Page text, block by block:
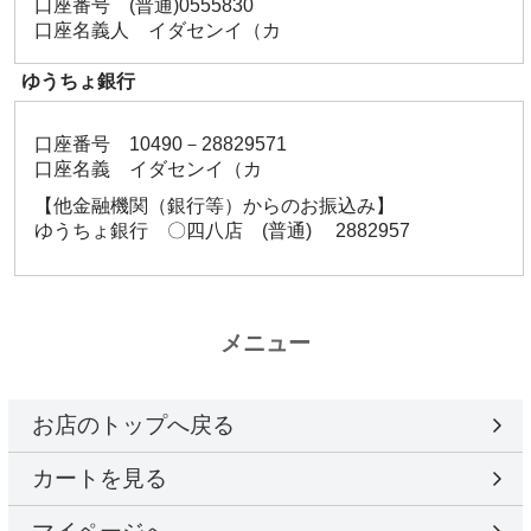
口座番号 (普通)0555830
口座名義人 イダセンイ（カ
ゆうちょ銀行
口座番号 10490－28829571
口座名義 イダセンイ（カ
【他金融機関（銀行等）からのお振込み】
ゆうちょ銀行 〇四八店 (普通) 2882957
メニュー
お店のトップへ戻る
カートを見る